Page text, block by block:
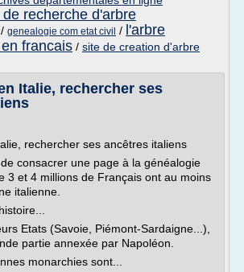
de recherche d'arbre
/ genealogie com etat civil / l'arbre
francais / site de creation d'arbre
Italie, rechercher ses
rechercher ses ancêtres italiens
consacrer une page à la généalogie
3 et 4 millions de Français ont au moins
italienne.
Etats (Savoie, Piémont-Sardaigne...),
partie annexée par Napoléon.
monarchies sont...